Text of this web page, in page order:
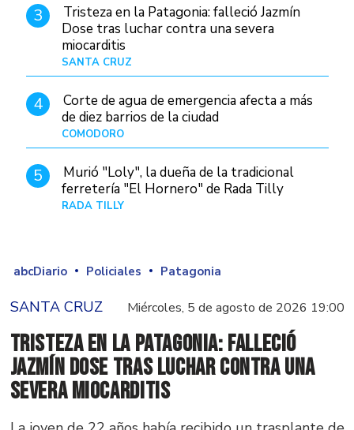
3
Tristeza en la Patagonia: falleció Jazmín
Dose tras luchar contra una severa
miocarditis
SANTA CRUZ
4
Corte de agua de emergencia afecta a más
de diez barrios de la ciudad
COMODORO
5
Murió "Loly", la dueña de la tradicional
ferretería "El Hornero" de Rada Tilly
RADA TILLY
abcDiario Policiales Patagonia
SANTA CRUZ Miércoles, 5 de agosto de 2026 19:00
Tristeza en la Patagonia: falleció
Jazmín Dose tras luchar contra una
severa miocarditis